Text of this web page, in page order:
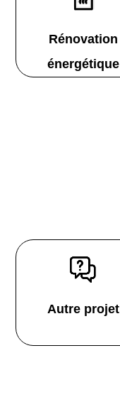
Rénovation
énergétique
Autre projet